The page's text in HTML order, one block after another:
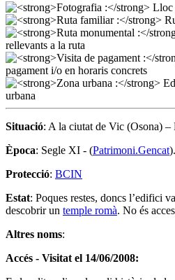
Situació: A la ciutat de Vic (Osona) –
Època: Segle XI - (Patrimoni.Gencat).
Protecció: BCIN
Estat: Poques restes, doncs l’edifici
descobrir un temple romà. No és
Altres noms:
Accés - Visitat el 14/06/2008: